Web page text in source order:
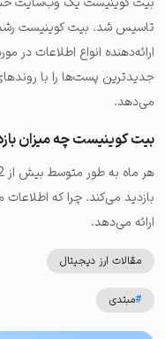
تاسیس شد. بیت کوینیست رشد
ارائه‌دهنده انواع اطلاعات
جدیدترین پست‌ها را با
می‌دهد.
بیت کوینیست چه میزان
بازدید می‌کند. چرا که
ارائه می‌دهد.
مقالات ارز دیجیتال
#مبتدی